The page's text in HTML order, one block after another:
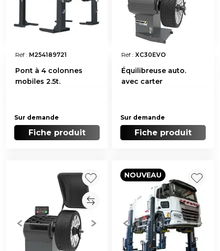
Réf : M254189721
Pont à 4 colonnes
mobiles 2.5t.
Sur demande
Fiche produit
Réf : XC30EVO
Équilibreuse auto.
avec carter
Sur demande
Fiche produit
NOUVEAU